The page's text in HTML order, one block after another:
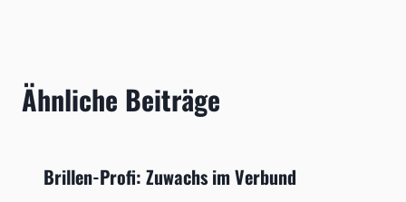
Ähnliche Beiträge
Brillen-Profi: Zuwachs im Verbund